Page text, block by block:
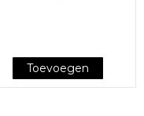
Toevoegen